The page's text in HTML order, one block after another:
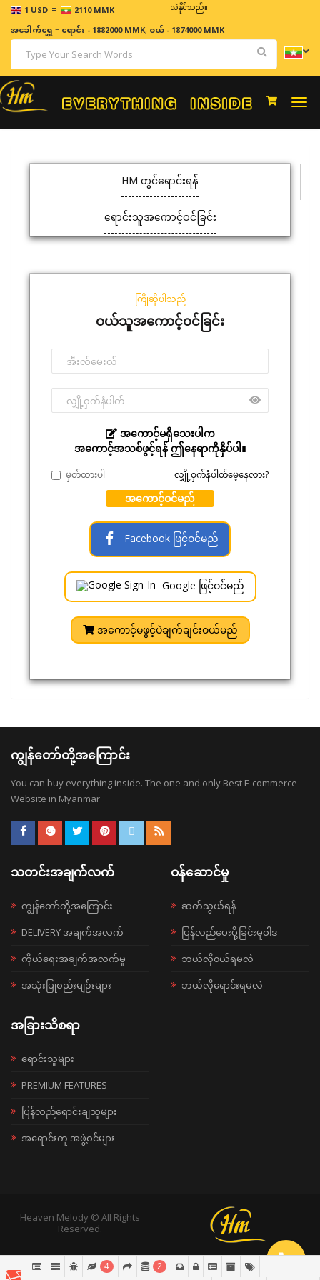
1 USD = 2110 MMK
ဈေးနှုန်းများသည် အချိန်နှင့် အမျှပြောင်းလဲနိုင်သည်။
အခေါက်ရွှေ=ရောင်း - 1882000 MMK, ဝယ် - 1874000 MMK
HM တွင်ရောင်းရန်
ရောင်းသူအကောင့်ဝင်ခြင်း
ကြိုဆိုပါသည်
ဝယ်သူအကောင့်ဝင်ခြင်း
အကောင့်မရှိသေးပါက
အကောင့်အသစ်ဖွင့်ရန် ဤနေရာကိုနှိပ်ပါ။
မှတ်ထားပါ လျှို့ဝှက်နံပါတ်မေ့နေလား?
အကောင့်ဝင်မည်
Facebook ဖြင့်ဝင်မည်
Google ဖြင့်ဝင်မည်
အကောင့်မဖွင့်ပဲချက်ချင်းဝယ်မည်
ကျွန်တော်တို့အကြောင်း
You can buy everything inside. The one and only Best E-commerce
Website in Myanmar
သတင်းအချက်လက်
ကျွန်တော်တို့အကြောင်း
DELIVERY အချက်အလက်
ကိုယ်ရေးအချက်အလက်မူ
အသုံးပြုစည်းမျဉ်းများ
ဝန်ဆောင်မှု
ဆက်သွယ်ရန်
ပြန်လည်ပေးပို့ခြင်းမူဝါဒ
ဘယ်လို၀ယ်ရမလဲ
ဘယ်လိုရောင်းရမလဲ
အခြားသိစရာ
ရောင်းသူများ
PREMIUM FEATURES
ပြန်လည်ရောင်းချသူများ
အရောင်းကူ အဖွဲ့ဝင်များ
Heaven Melody © All Rights
Reserved.
4 2